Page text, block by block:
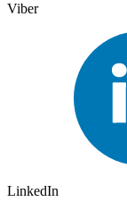
Viber
LinkedIn